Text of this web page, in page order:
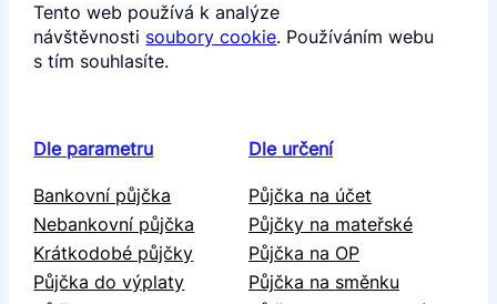
Tento web používá k analýze
návštěvnosti soubory cookie. Používáním webu
s tím souhlasíte.
Dle parametru
Bankovní půjčka
Nebankovní půjčka
Krátkodobé půjčky
Půjčka do výplaty
Dle určení
Půjčka na účet
Půjčky na mateřské
Půjčka na OP
Půjčka na směnku